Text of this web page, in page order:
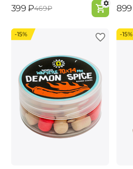
‍399‍ ₽‍469‍₽ ‍899‍
-15% -15%